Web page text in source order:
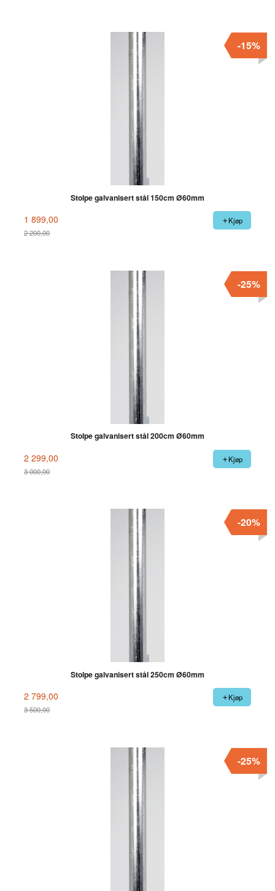
Stolpe galvanisert stål 150cm Ø60mm
1 899,00
2 200,00
-15%
Kjøp
Stolpe galvanisert stål 200cm Ø60mm
2 299,00
3 000,00
-25%
Kjøp
Stolpe galvanisert stål 250cm Ø60mm
2 799,00
3 500,00
-20%
Kjøp
-25%